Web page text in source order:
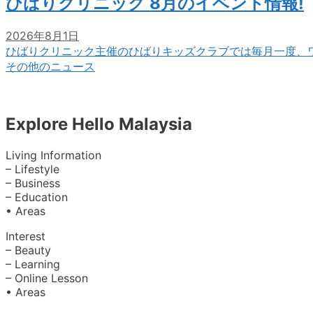
2026年8月1日
ひばりクリニック主催のひばりキッズクラブでは毎月一度
その他のニュース
Explore Hello Malaysia
Living Information
– Lifestyle
– Business
– Education
• Areas
Interest
– Beauty
– Learning
– Online Lesson
• Areas